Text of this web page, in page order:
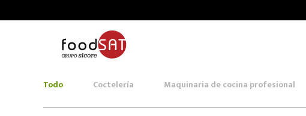
Todo Coctelería Maquinaria de cocina profesional